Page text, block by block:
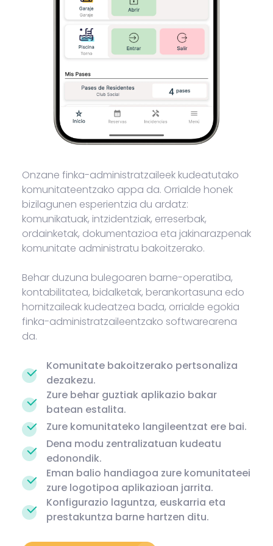
Onzane finka-administratzaileek kudeatutako
komunitateentzako appa da. Orrialde honek
bizilagunen esperientzia du ardatz:
komunikatuak, intzidentziak, erreserbak,
ordainketak, dokumentazioa eta jakinarazpenak
komunitate administratu bakoitzerako.
Behar duzuna bulegoaren barne-operatiba,
kontabilitatea, bidalketak, berankortasuna edo
hornitzaileak kudeatzea bada, orrialde egokia
finka-administratzaileentzako softwarearena
da.
Komunitate bakoitzerako pertsonaliza
dezakezu.
Zure behar guztiak aplikazio bakar
batean estalita.
Zure komunitateko langileentzat ere bai.
Dena modu zentralizatuan kudeatu
edonondik.
Eman balio handiagoa zure komunitateei
zure logotipoa aplikazioan jarrita.
Konfigurazio laguntza, euskarria eta
prestakuntza barne hartzen ditu.